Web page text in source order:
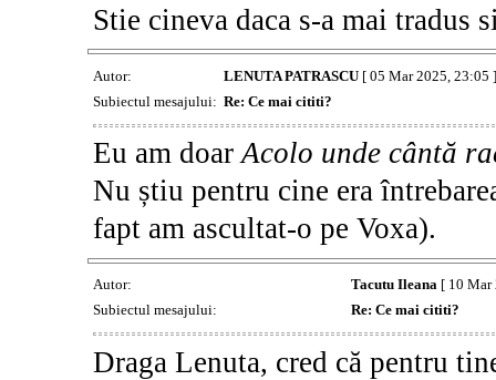
Stie cineva daca s-a mai tradus
Autor: LENUTA PATRASCU[ 05 Mar 2025, 23:05 ]
Subiectul mesajului: Re: Ce mai cititi?
Eu am doarAcolo unde cântă
Nu știu pentru cine era
fapt am ascultat-o pe Voxa).
Autor: Tacutu Ileana[ 10 Mar
Subiectul mesajului:
Re: Ce mai cititi?
Draga Lenuta, cred că pentru